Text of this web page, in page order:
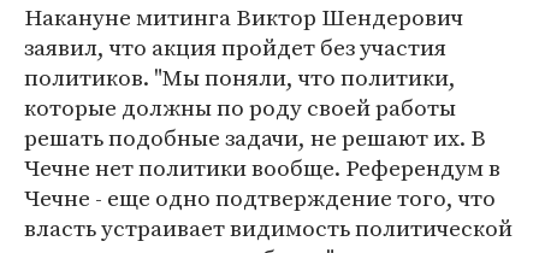
Накануне митинга Виктор Шендерович
заявил, что акция пройдет без участия
политиков. "Мы поняли, что политики,
которые должны по роду своей работы
решать подобные задачи, не решают их. В
Чечне нет политики вообще. Референдум в
Чечне - еще одно подтверждение того, что
власть устраивает видимость политической